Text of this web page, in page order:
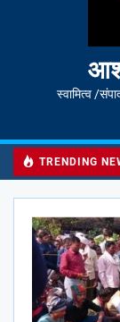
स्वामित्व /
TRENDING